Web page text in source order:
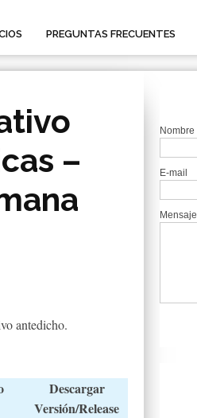
PREGUNTAS FRECUENTES
–
antedicho.
Descargar
Versión/Release
Nombre
E-mail
Mensaje